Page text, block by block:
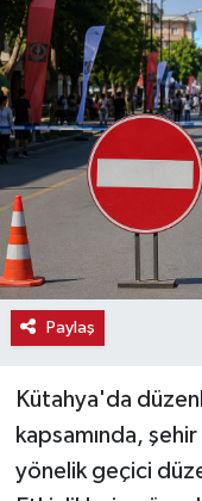
Paylaş
Kütahya'da
kapsamında,
yönelik geçici
Haber İlanlar
Kültür-Sanat
Magazin
Resmi İlanlar
Sağlık
Seri İlan
Siyaset
Spor